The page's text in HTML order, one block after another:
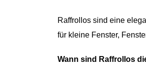
Raffrollos sind eine
für kleine Fenster,
Wann sind Raffrollos